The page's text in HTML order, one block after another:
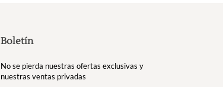
Boletín
No se pierda nuestras ofertas exclusivas y
nuestras ventas privadas